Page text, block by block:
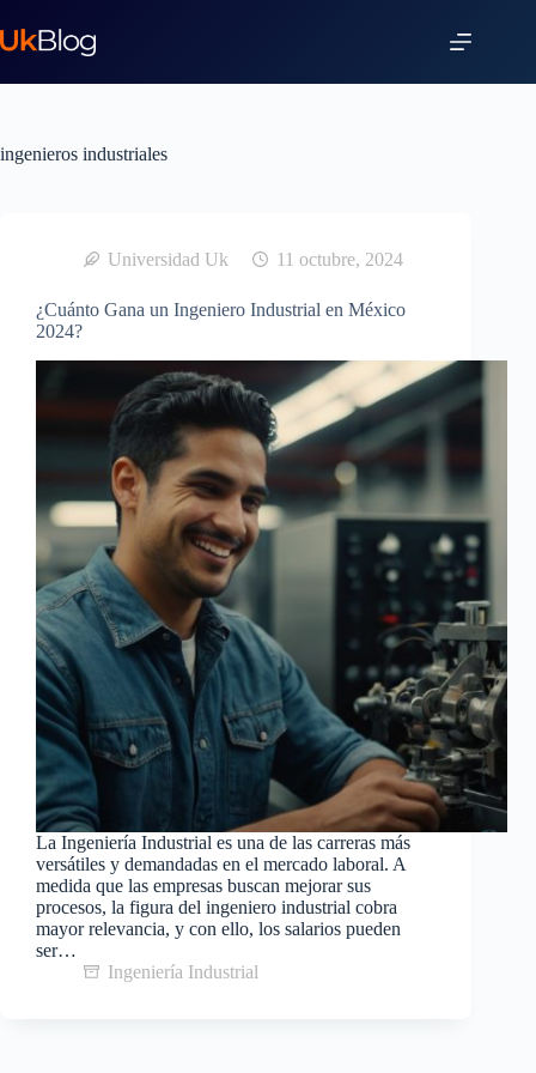
ingenieros industriales
Universidad Uk 11 octubre, 2024
¿Cuánto Gana un Ingeniero Industrial en México
2024?
La Ingeniería Industrial es una de las carreras más
versátiles y demandadas en el mercado laboral. A
medida que las empresas buscan mejorar sus
procesos, la figura del ingeniero industrial cobra
mayor relevancia, y con ello, los salarios pueden
ser…
Ingeniería Industrial